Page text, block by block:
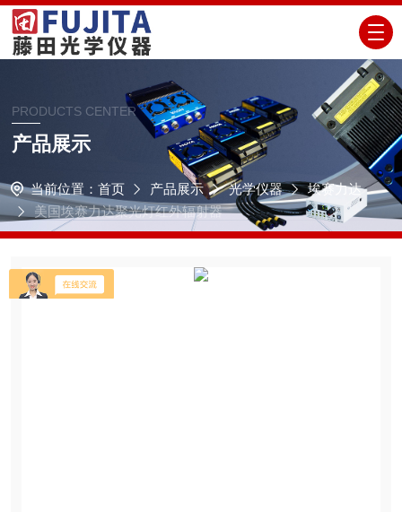
PRODUCTS CENTER
产品展示
当前位置： 首页 产品展示 光学仪器
埃赛力达
美国埃赛力达聚光灯红外辐射器